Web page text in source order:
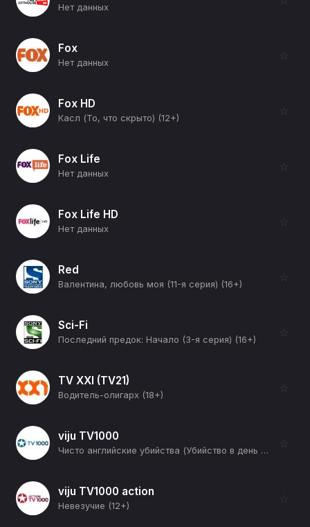
Нет данных
Fox
Нет данных
☆
Fox HD
Касл (То, что скрыто) (12+)
☆
Fox Life
Нет данных
☆
Fox Life HD
Нет данных
☆
Red
Валентина, любовь моя (11-я серия) (16+)
☆
Sci-Fi
Последний предок: Начало (3-я серия) (16+)
☆
TV XXI (TV21)
Водитель-олигарх (18+)
☆
viju TV1000
Чисто английские убийства (Убийство в день святого Малли) (16+)
☆
viju TV1000 action
Невезучие (12+)
☆